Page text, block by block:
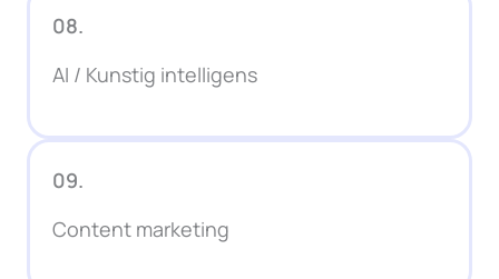
08.
AI / Kunstig intelligens
09.
Content marketing